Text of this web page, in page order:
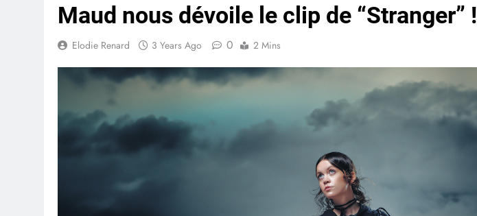
Maud nous dévoile le clip de “Stranger” !
Elodie Renard 3 Years Ago 0 2 Mins